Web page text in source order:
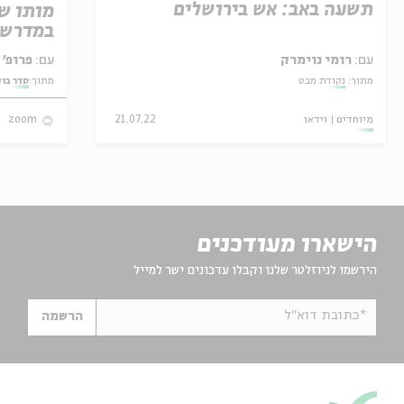
תשעה באב: אש בירושלים
עם: רומי נוימרק
מתוך: נקודת מבט
מיוחדים וידאו 21.07.22
מותו
עם: פרופ' אביגדור שנאן
מתוך:סדר
zoom
הישארו מעודכנים
הירשמו לניוזלטר שלנו וקבלו עדכונים ישר למייל
*כתובת דוא"ל הרשמה